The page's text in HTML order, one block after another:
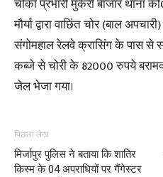
चौकी प्रभारी मुकेरी बाजार थाना
मौर्या द्वारा वाछिंत चोर (बाल
संगोमहाल रेलवे क्रासिंग के पास से
कब्जे से चोरी के 82000 रुपये
जेल भेजा गया।
पिछला लेख
मिर्जापुर पुलिस ने बताया कि शातिर
किस्म के 04 अपराधियों पर गैंगेस्टर